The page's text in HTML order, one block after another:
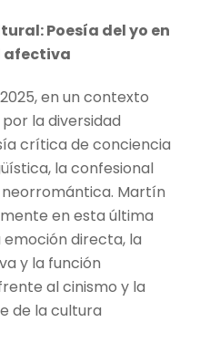
Poesía del yo en
afectiva
en un contexto
la diversidad
crítica de conciencia
la confesional
Martín
en esta última
directa, la
y la función
al cinismo y la
de la cultura